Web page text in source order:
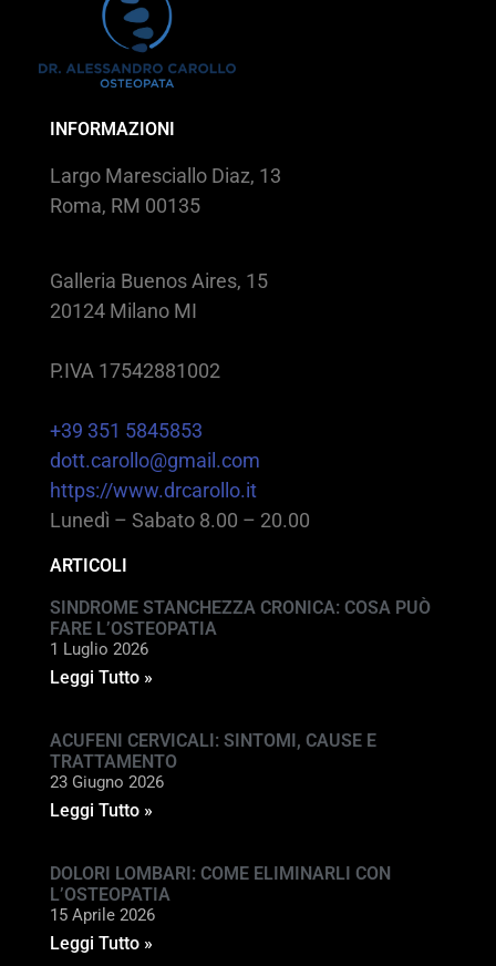
INFORMAZIONI
Largo Maresciallo Diaz, 13
Roma, RM 00135
Galleria Buenos Aires, 15
20124 Milano MI
P.IVA 17542881002
+39 351 5845853
dott.carollo@gmail.com
https://www.drcarollo.it
Lunedì – Sabato 8.00 – 20.00
ARTICOLI
SINDROME STANCHEZZA CRONICA: COSA PUÒ
FARE L’OSTEOPATIA
1 Luglio 2026
Leggi Tutto »
ACUFENI CERVICALI: SINTOMI, CAUSE E
TRATTAMENTO
23 Giugno 2026
Leggi Tutto »
DOLORI LOMBARI: COME ELIMINARLI CON
L’OSTEOPATIA
15 Aprile 2026
Leggi Tutto »